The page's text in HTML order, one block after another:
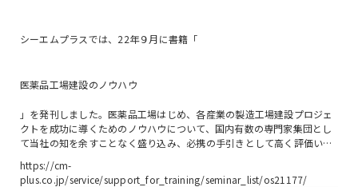
シーエムプラスでは、22年９月に書籍「
医薬品工場建設のノウハウ
」を発刊しました。医薬品工場はじめ、各産業の製造工場建設プロジェ
クトを成功に導くためのノウハウについて、国内有数の専門家集団とし
て当社の知を余すことなく盛り込み、必携の手引きとして高く評価いた
同書の要旨を紹介いたします
https://cm-
plus.co.jp/service/support_for_training/seminar_list/os21177/